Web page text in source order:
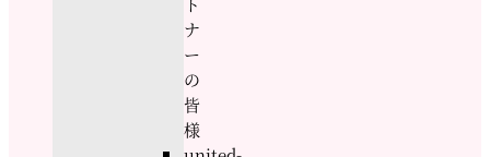
ナ
ー
の
皆
様